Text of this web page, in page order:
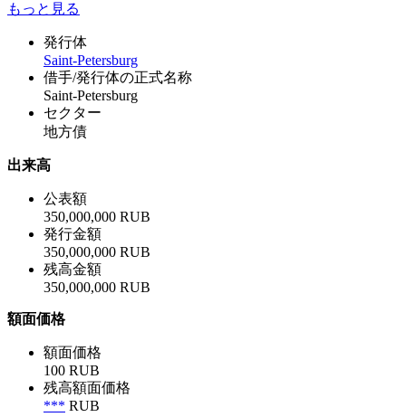
もっと見る
発行体
Saint-Petersburg
借手/発行体の正式名称
Saint-Petersburg
セクター
地方債
出来高
公表額
350,000,000 RUB
発行金額
350,000,000 RUB
残高金額
350,000,000 RUB
額面価格
額面価格
100 RUB
残高額面価格
*** RUB